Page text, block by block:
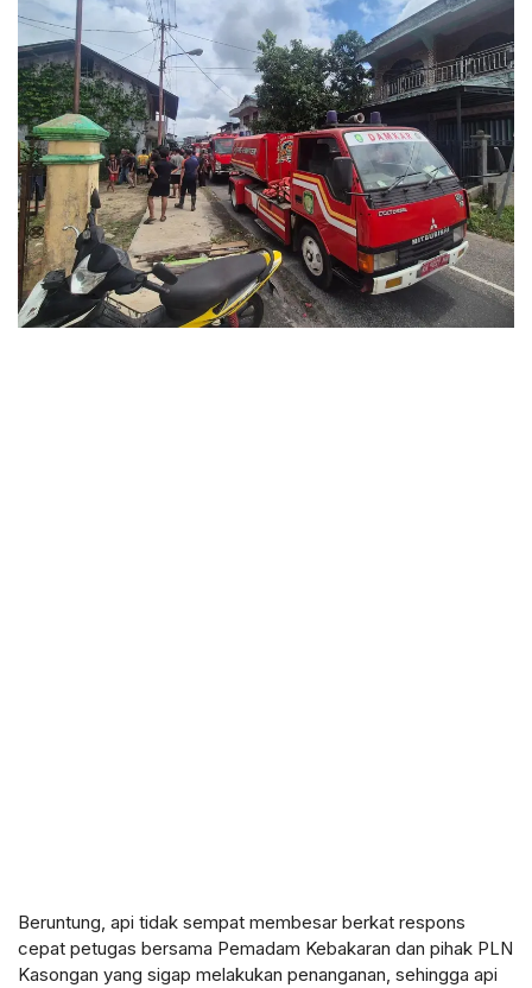
Beruntung, api tidak sempat membesar berkat respons
cepat petugas bersama Pemadam Kebakaran dan pihak PLN
Kasongan yang sigap melakukan penanganan, sehingga api